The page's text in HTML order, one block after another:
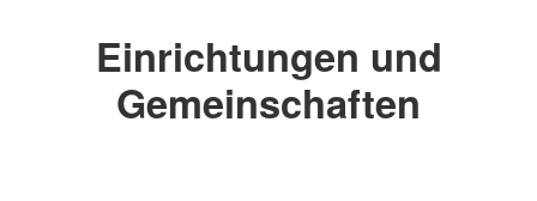
Einrichtungen und
Gemeinschaften